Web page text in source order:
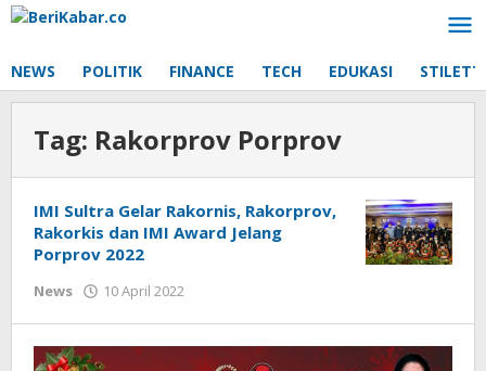
Lewati
NEWS POLITIK FINANCE TECH EDUKASI
Tag: Rakorprov Porprov
IMI Sultra Gelar Rakornis, Rakorprov,
Rakorkis dan IMI Award Jelang
Porprov 2022
News 10 April 2022
Kabar